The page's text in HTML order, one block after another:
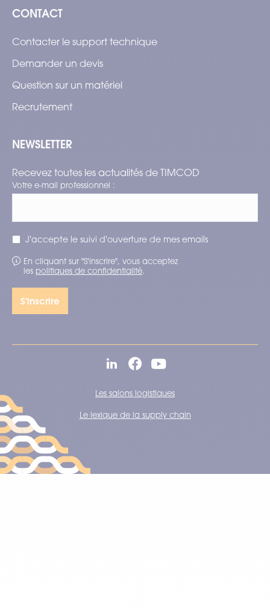
CONTACT
Contacter le support technique
Demander un devis
Question sur un matériel
Recrutement
NEWSLETTER
Recevez toutes les actualités de TIMCOD
Votre e-mail professionnel :
J'accepte le suivi d'ouverture de mes emails
En cliquant sur "S'inscrire", vous acceptez
les politiques de confidentialité.
Les salons logistiques
Le lexique de la supply chain